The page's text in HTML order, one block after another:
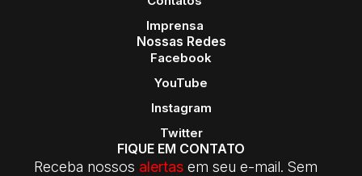
Imprensa
Nossas Redes
Facebook
YouTube
Instagram
Twitter
FIQUE EM CONTATO
Receba nossos alertas em seu e-mail. Sem